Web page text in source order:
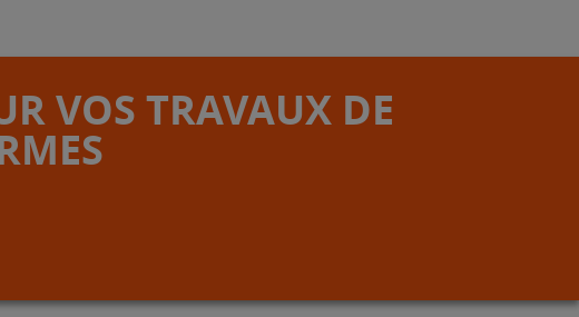
VOS TRAVAUX DE